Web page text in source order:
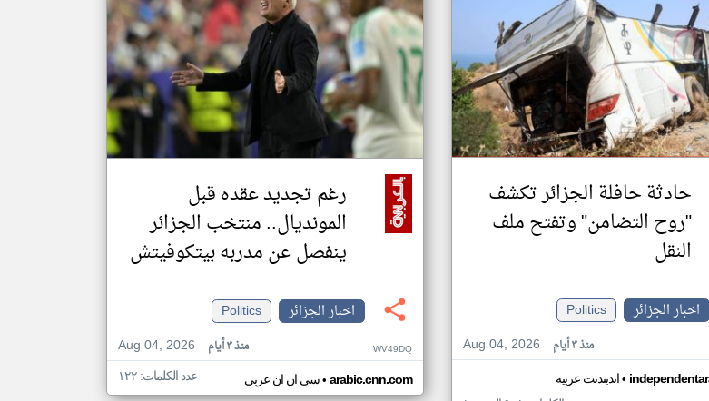
حادثة حافلة الجزائر تكشف
"روح التضامن" وتفتح ملف
النقل
اخبار الجزائر
Politics
Aug 04, 2026
منذ ٣ أيام
اندبندنت عربية•
رغم تجديد عقده قبل
المونديال.. منتخب الجزائر
ينفصل عن مدربه بيتكوفيتش
اخبار الجزائر
Politics
Aug 04, 2026
منذ ٣ أيام WV49DQ
سي ان ان عربي• arabic.cnn.com عدد الكلمات: ١٢٢